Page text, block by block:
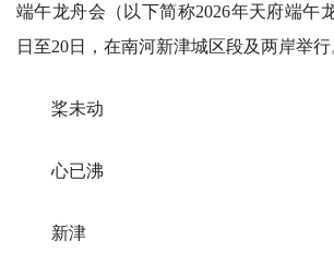
端午龙舟会（以下简称2026年天府端午
日至20日，在南河新津城区段及两岸举行
桨未动
心已沸
新津